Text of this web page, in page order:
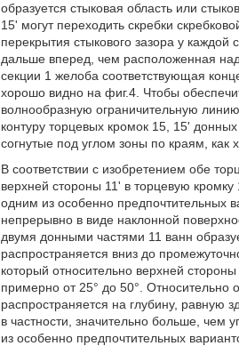
образуется стыковая область или
15' могут переходить скребки
перекрытия стыкового зазора у
дальше вперед, чем расположенная
секции 1 желоба соответствующая
хорошо видно на фиг.4. Чтобы
волнообразную ограничительную
контуру торцевых кромок 15, 15'
согнутые под углом зоны по краям, как
В соответствии с изобретением обе
верхней стороны 11' в торцевую
одним из особенно предпочтительных
непрерывно в виде наклонной
двумя донными частями 11 ванн
распространяется вниз до
который относительно верхней
примерно от 25° до 50°.
распространяется на глубину, равную
в частности, значительно больше, чем
из особенно предпочтительных